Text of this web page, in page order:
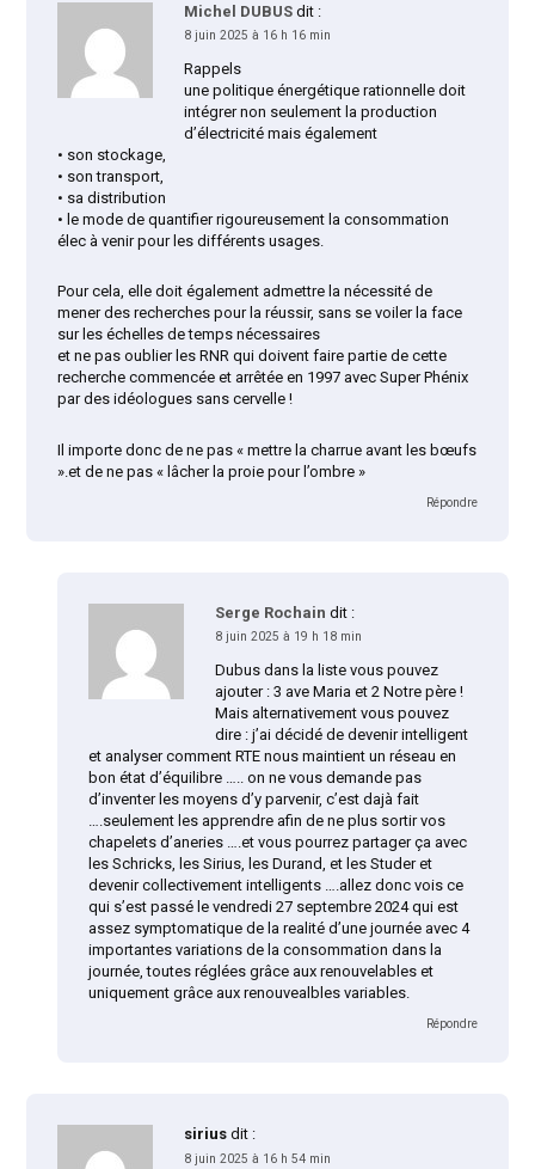
Michel DUBUS dit :
8 juin 2025 à 16 h 16 min
Rappels
une politique énergétique rationnelle doit
intégrer non seulement la production
d’électricité mais également
• son stockage,
• son transport,
• sa distribution
• le mode de quantifier rigoureusement la consommation
élec à venir pour les différents usages.
Pour cela, elle doit également admettre la nécessité de
mener des recherches pour la réussir, sans se voiler la face
sur les échelles de temps nécessaires
et ne pas oublier les RNR qui doivent faire partie de cette
recherche commencée et arrêtée en 1997 avec Super Phénix
par des idéologues sans cervelle !
Il importe donc de ne pas « mettre la charrue avant les bœufs
».et de ne pas « lâcher la proie pour l’ombre »
Répondre
Serge Rochain dit :
8 juin 2025 à 19 h 18 min
Dubus dans la liste vous pouvez
ajouter : 3 ave Maria et 2 Notre père !
Mais alternativement vous pouvez
dire : j’ai décidé de devenir intelligent
et analyser comment RTE nous maintient un réseau en
bon état d’équilibre ….. on ne vous demande pas
d’inventer les moyens d’y parvenir, c’est dajà fait
….seulement les apprendre afin de ne plus sortir vos
chapelets d’aneries ….et vous pourrez partager ça avec
les Schricks, les Sirius, les Durand, et les Studer et
devenir collectivement intelligents ….allez donc vois ce
qui s’est passé le vendredi 27 septembre 2024 qui est
assez symptomatique de la realité d’une journée avec 4
importantes variations de la consommation dans la
journée, toutes réglées grâce aux renouvelables et
uniquement grâce aux renouvealbles variables.
Répondre
sirius dit :
8 juin 2025 à 16 h 54 min